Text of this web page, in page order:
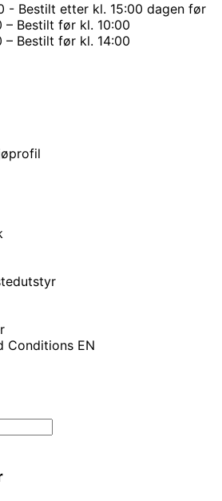
- Bestilt etter kl. 15:00 dagen før
– Bestilt før kl. 10:00
– Bestilt før kl. 14:00
Conditions EN